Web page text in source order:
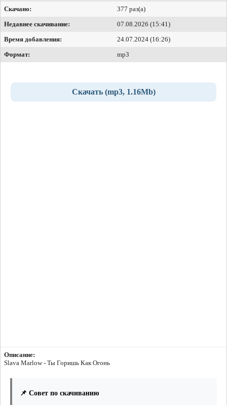
Скачано:
377 раз(а)
Недавнее скачивание:
07.08.2026 (15:41)
Время добавления:
24.07.2024 (16:26)
Формат:
mp3
Скачать (mp3, 1.16Mb)
Описание:
Slava Marlow - Ты Горишь Как Огонь
📌 Совет по скачиванию